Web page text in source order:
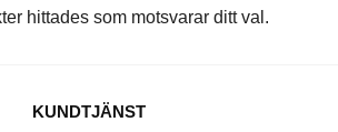
hittades som motsvarar ditt val.
KUNDTJÄNST